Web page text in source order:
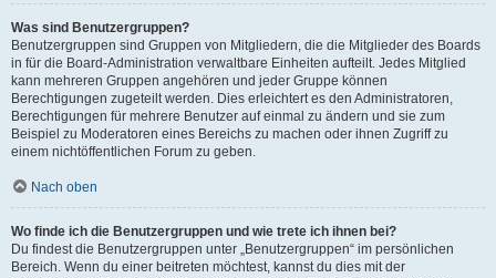
Was sind Benutzergruppen?
Benutzergruppen sind Gruppen von Mitgliedern, die die Mitglieder des Boards
in für die Board-Administration verwaltbare Einheiten aufteilt. Jedes Mitglied
kann mehreren Gruppen angehören und jeder Gruppe können
Berechtigungen zugeteilt werden. Dies erleichtert es den Administratoren,
Berechtigungen für mehrere Benutzer auf einmal zu ändern und sie zum
Beispiel zu Moderatoren eines Bereichs zu machen oder ihnen Zugriff zu
einem nichtöffentlichen Forum zu geben.
Nach oben
Wo finde ich die Benutzergruppen und wie trete ich ihnen bei?
Du findest die Benutzergruppen unter „Benutzergruppen“ im persönlichen
Bereich. Wenn du einer beitreten möchtest, kannst du dies mit der